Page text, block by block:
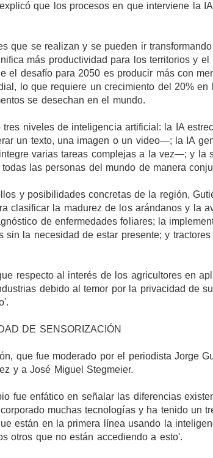
que los procesos en que interviene la
que se realizan y se pueden ir
más productividad para los territorios y el
el desafío para 2050 es producir más con
lo que requiere un crecimiento del 20%
se desechan en el mundo.
tres niveles de inteligencia artificial: la IA
un texto, una imagen o un video—; la IA
varias tareas complejas a la vez—; y
las personas del mundo de manera
y posibilidades concretas de la región,
clasificar la madurez de los arándanos y la
de enfermedades foliares; la
sin la necesidad de estar presente; y
respecto al interés de los agricultores en
debido al temor por la privacidad de
DE SENSORIZACIÓN
que fue moderado por el periodista Jorge
y a José Miguel Stegmeier.
fue enfático en señalar las diferencias
muchas tecnologías y ha tenido un
están en la primera línea usando la
otros que no están accediendo a esto'.